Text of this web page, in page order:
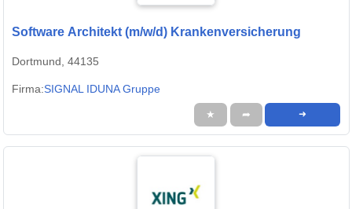
Software Architekt (m/w/d) Krankenversicherung
Dortmund, 44135
Firma:SIGNAL IDUNA Gruppe
★ ➦ ➜